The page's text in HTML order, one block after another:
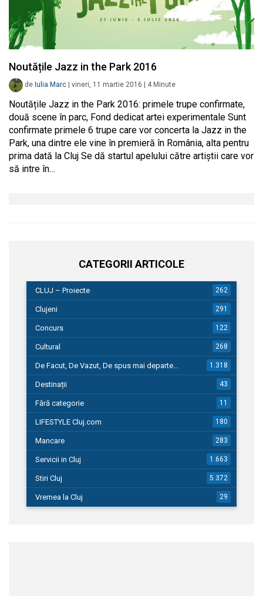
Noutățile Jazz in the Park 2016
de Iulia Marc | vineri, 11 martie 2016 | 4 Minute
Noutățile Jazz in the Park 2016: primele trupe confirmate,
două scene în parc, Fond dedicat artei experimentale Sunt
confirmate primele 6 trupe care vor concerta la Jazz in the
Park, una dintre ele vine în premieră în România, alta pentru
prima dată la Cluj Se dă startul apelului către artiștii care vor
să intre în…
CATEGORII ARTICOLE
CLUJ – Proiecte 262
Clujeni 291
Concurs 122
Cultural 268
De Facut, De Vazut, De spus mai departe… 1.318
Destinații 43
Fără categorie 11
LIFESTYLE Cluj.com 180
Mancare 283
Servicii in Cluj 1.663
Stiri Cluj 5.372
Vremea la Cluj 29